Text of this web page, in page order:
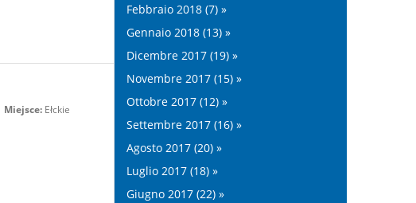
Miejsce:Ełckie
Febbraio 2018 (7) »
Gennaio 2018 (13) »
Dicembre 2017 (19) »
Novembre 2017 (15) »
Ottobre 2017 (12) »
Settembre 2017 (16) »
Agosto 2017 (20) »
Luglio 2017 (18) »
Giugno 2017 (22) »